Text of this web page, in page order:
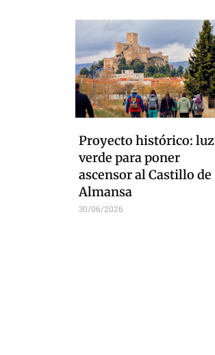
Proyecto histórico: luz
verde para poner
ascensor al Castillo de
Almansa
30/06/2026